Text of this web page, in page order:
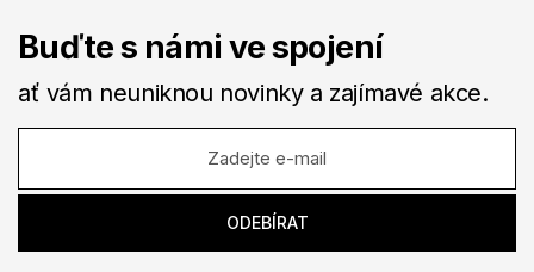
Buďte s námi ve spojení
ať vám neuniknou novinky a zajímavé akce.